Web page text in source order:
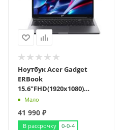
Ноутбук Acer Gadget
ERBook
15.6"FHD(1920x1080)
IPS/Ryzen 3 5400U
4c/8Gb/256Gb/AMD
Radeon Graphics/Wi
Мало
41 990 ₽
В рассрочку 0-0-4